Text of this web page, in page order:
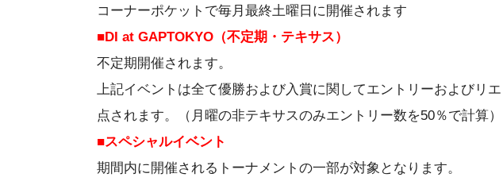
コーナーポケットで毎月最終土曜日に開催されます
■DI at GAPTOKYO（不定期・テキサス）
不定期開催されます。
上記イベントは全て優勝および入賞に関してエントリーおよびリ
点されます。（月曜の非テキサスのみエントリー数を50％で計算）
■スペシャルイベント
期間内に開催されるトーナメントの一部が対象となります。